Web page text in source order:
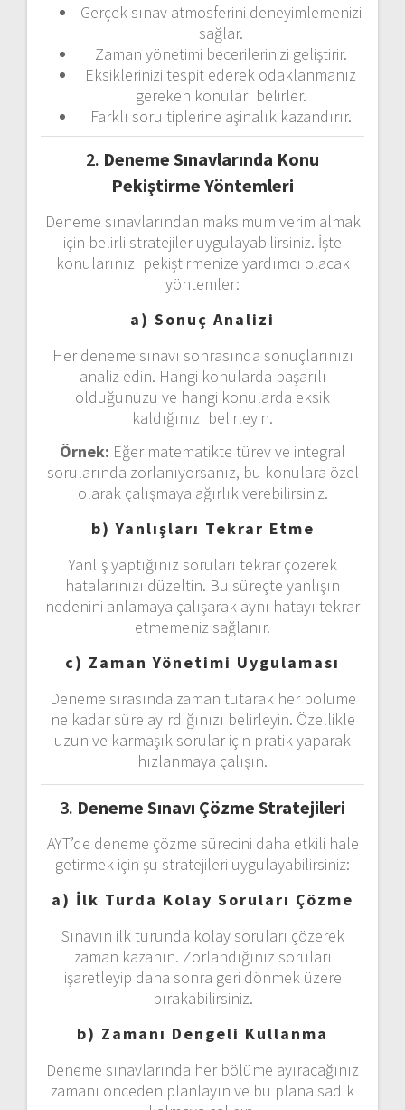
Gerçek sınav atmosferini deneyimlemenizi
sağlar.
Zaman yönetimi becerilerinizi geliştirir.
Eksiklerinizi tespit ederek odaklanmanız
gereken konuları belirler.
Farklı soru tiplerine aşinalık kazandırır.
2. Deneme Sınavlarında Konu
Pekiştirme Yöntemleri
Deneme sınavlarından maksimum verim almak
için belirli stratejiler uygulayabilirsiniz. İşte
konularınızı pekiştirmenize yardımcı olacak
yöntemler:
a) Sonuç Analizi
Her deneme sınavı sonrasında sonuçlarınızı
analiz edin. Hangi konularda başarılı
olduğunuzu ve hangi konularda eksik
kaldığınızı belirleyin.
Örnek: Eğer matematikte türev ve integral
sorularında zorlanıyorsanız, bu konulara özel
olarak çalışmaya ağırlık verebilirsiniz.
b) Yanlışları Tekrar Etme
Yanlış yaptığınız soruları tekrar çözerek
hatalarınızı düzeltin. Bu süreçte yanlışın
nedenini anlamaya çalışarak aynı hatayı tekrar
etmemeniz sağlanır.
c) Zaman Yönetimi Uygulaması
Deneme sırasında zaman tutarak her bölüme
ne kadar süre ayırdığınızı belirleyin. Özellikle
uzun ve karmaşık sorular için pratik yaparak
hızlanmaya çalışın.
3. Deneme Sınavı Çözme Stratejileri
AYT’de deneme çözme sürecini daha etkili hale
getirmek için şu stratejileri uygulayabilirsiniz:
a) İlk Turda Kolay Soruları Çözme
Sınavın ilk turunda kolay soruları çözerek
zaman kazanın. Zorlandığınız soruları
işaretleyip daha sonra geri dönmek üzere
bırakabilirsiniz.
b) Zamanı Dengeli Kullanma
Deneme sınavlarında her bölüme ayıracağınız
zamanı önceden planlayın ve bu plana sadık